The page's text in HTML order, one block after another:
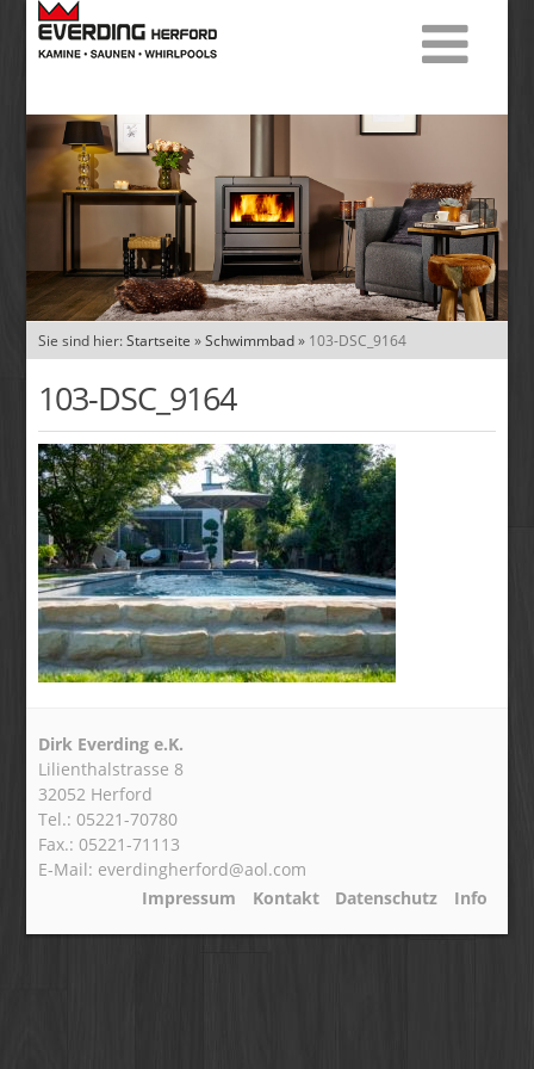
Sie sind hier:Startseite »Schwimmbad» 103-DSC_9164
103-DSC_9164
Dirk Everding e.K.
Lilienthalstrasse 8
32052 Herford
Tel.: 05221-70780
Fax.: 05221-71113
E-Mail: everdingherford@aol.com
Impressum
Kontakt Datenschutz Info